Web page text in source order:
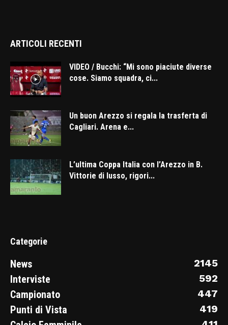
ARTICOLI RECENTI
VIDEO / Bucchi: “Mi sono piaciute diverse
cose. Siamo squadra, ci...
Un buon Arezzo si regala la trasferta di
Cagliari. Arena e...
L’ultima Coppa Italia con l’Arezzo in B.
Vittorie di lusso, rigori...
Categorie
News
2145
Interviste
592
Campionato
447
Punti di Vista
419